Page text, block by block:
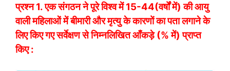
प्रश्न 1.एक संगठन ने पूरे विश्व में 15-44(वर्षों में) की आयु
वाली महिलाओं में बीमारी और मृत्यु के कारणों का पता लगाने के
लिए किए गए सर्वेक्षण से निम्नलिखित आँकड़े (% में) प्राप्त
किए :